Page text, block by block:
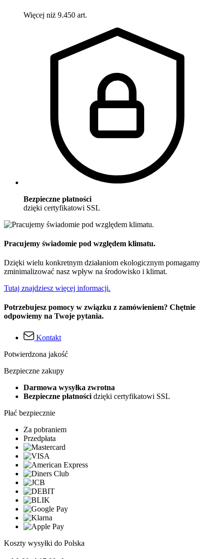
Więcej niż 9.450 art.
Bezpieczne płatności
dzięki certyfikatowi SSL
Pracujemy świadomie pod względem klimatu.
Dzięki wielu konkretnym działaniom ekologicznym pomagamy
zminimalizować nasz wpływ na środowisko i klimat.
Tutaj znajdziesz więcej informacji.
Potrzebujesz pomocy w związku z zamówieniem? Chętnie
odpowiemy na Twoje pytania.
Kontakt
Potwierdzona jakość
Bezpieczne zakupy
Darmowa wysyłka zwrotna
Bezpieczne płatności dzięki certyfikatowi SSL
Płać bezpiecznie
Za pobraniem
Przedpłata
Koszty wysyłki do Polska